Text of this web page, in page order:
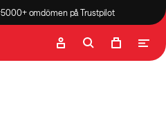
5000+ omdömen på Trustpilot